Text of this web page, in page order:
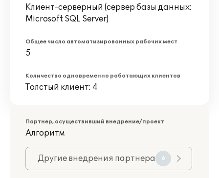
Клиент-серверный (сервер базы данных:
Microsoft SQL Server)
Общее число автоматизированных рабочих мест
5
Количество одновременно работающих клиентов
Толстый клиент: 4
Партнер, осуществивший внедрение/проект
Алгоритм
Другие внедрения партнера 6